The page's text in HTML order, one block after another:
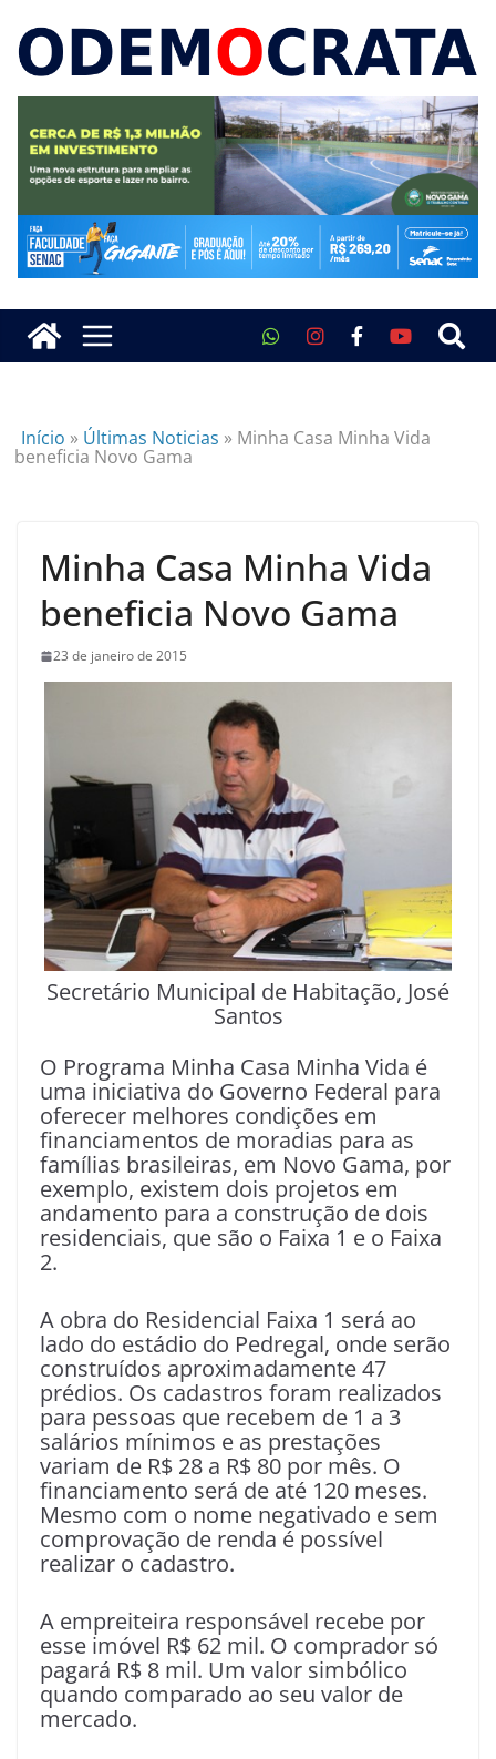
Início » Últimas Noticias » Minha Casa Minha Vida
beneficia Novo Gama
Minha Casa Minha Vida
beneficia Novo Gama
23 de janeiro de 2015
Secretário Municipal de Habitação, José
Santos
O Programa Minha Casa Minha Vida é
uma iniciativa do Governo Federal para
oferecer melhores condições em
financiamentos de moradias para as
famílias brasileiras, em Novo Gama, por
exemplo, existem dois projetos em
andamento para a construção de dois
residenciais, que são o Faixa 1 e o Faixa
2.
A obra do Residencial Faixa 1 será ao
lado do estádio do Pedregal, onde serão
construídos aproximadamente 47
prédios. Os cadastros foram realizados
para pessoas que recebem de 1 a 3
salários mínimos e as prestações
variam de R$ 28 a R$ 80 por mês. O
financiamento será de até 120 meses.
Mesmo com o nome negativado e sem
comprovação de renda é possível
realizar o cadastro.
A empreiteira responsável recebe por
esse imóvel R$ 62 mil. O comprador só
pagará R$ 8 mil. Um valor simbólico
quando comparado ao seu valor de
mercado.